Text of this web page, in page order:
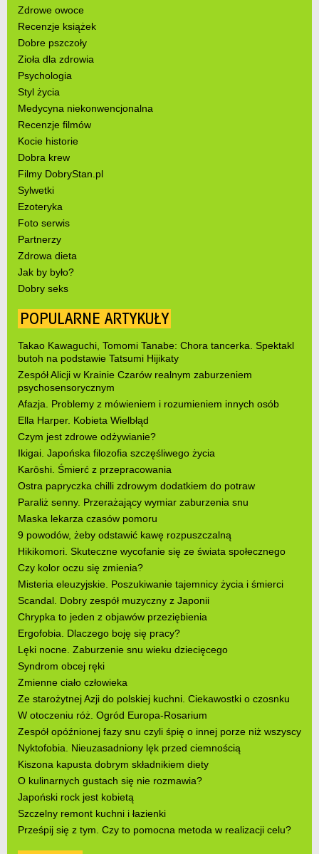
Zdrowe owoce
Recenzje książek
Dobre pszczoły
Zioła dla zdrowia
Psychologia
Styl życia
Medycyna niekonwencjonalna
Recenzje filmów
Kocie historie
Dobra krew
Filmy DobryStan.pl
Sylwetki
Ezoteryka
Foto serwis
Partnerzy
Zdrowa dieta
Jak by było?
Dobry seks
POPULARNE ARTYKUŁY
Takao Kawaguchi, Tomomi Tanabe: Chora tancerka. Spektakl
butoh na podstawie Tatsumi Hijikaty
Zespół Alicji w Krainie Czarów realnym zaburzeniem
psychosensorycznym
Afazja. Problemy z mówieniem i rozumieniem innych osób
Ella Harper. Kobieta Wielbłąd
Czym jest zdrowe odżywianie?
Ikigai. Japońska filozofia szczęśliwego życia
Karōshi. Śmierć z przepracowania
Ostra papryczka chilli zdrowym dodatkiem do potraw
Paraliż senny. Przerażający wymiar zaburzenia snu
Maska lekarza czasów pomoru
9 powodów, żeby odstawić kawę rozpuszczalną
Hikikomori. Skuteczne wycofanie się ze świata społecznego
Czy kolor oczu się zmienia?
Misteria eleuzyjskie. Poszukiwanie tajemnicy życia i śmierci
Scandal. Dobry zespół muzyczny z Japonii
Chrypka to jeden z objawów przeziębienia
Ergofobia. Dlaczego boję się pracy?
Lęki nocne. Zaburzenie snu wieku dziecięcego
Syndrom obcej ręki
Zmienne ciało człowieka
Ze starożytnej Azji do polskiej kuchni. Ciekawostki o czosnku
W otoczeniu róż. Ogród Europa-Rosarium
Zespół opóźnionej fazy snu czyli śpię o innej porze niż wszyscy
Nyktofobia. Nieuzasadniony lęk przed ciemnością
Kiszona kapusta dobrym składnikiem diety
O kulinarnych gustach się nie rozmawia?
Japoński rock jest kobietą
Szczelny remont kuchni i łazienki
Prześpij się z tym. Czy to pomocna metoda w realizacji celu?